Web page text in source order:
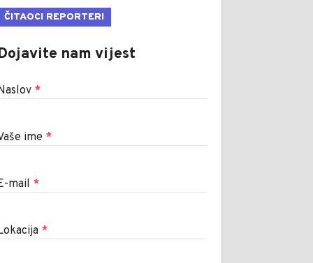
ČITAOCI REPORTERI
nam vijest
*
ime *
mail *
*